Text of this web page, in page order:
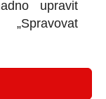
upravitOchrana